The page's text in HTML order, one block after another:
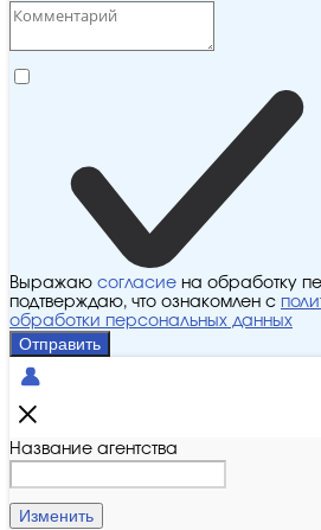
Выражаю согласие на обработку
подтверждаю, что ознакомлен с
обработки персональных данных
Отправить
Название агентства
Изменить